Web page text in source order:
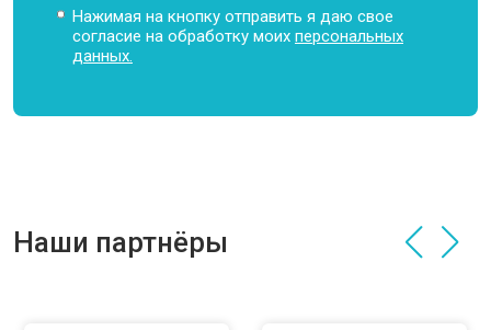
Нажимая на кнопку отправить я даю свое
согласие на обработку моихперсональных
данных.
Наши партнёры